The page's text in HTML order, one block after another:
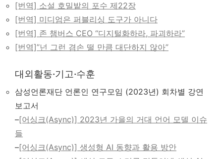
[번역] 소설 호밀밭의 포수 제22장
[번역] 미디엄은 퍼블리싱 도구가 아니다
[번역] 존 챔버스 CEO “디지털화하라, 파괴하라”
[번역]”넌 그런 겸손 떨 만큼 대단하지 않아”
대외활동·기고·수훈
삼성언론재단 언론인 연구모임 (2023년) 회차별 강연
보고서
–[어싱크(Async)] 2023년 가을의 거대 언어 모델 이슈
들
–[어싱크(Async)] 생성형 AI 동향과 활용 방안